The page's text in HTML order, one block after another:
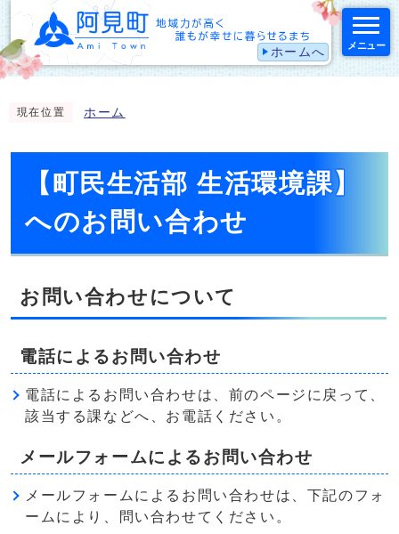
ホームへ メニュー
現在位置 ホーム
【町民生活部 生活環境課】
へのお問い合わせ
お問い合わせについて
電話によるお問い合わせ
電話によるお問い合わせは、前のページに戻って、
該当する課などへ、お電話ください。
メールフォームによるお問い合わせ
メールフォームによるお問い合わせは、下記のフォ
ームにより、問い合わせてください。